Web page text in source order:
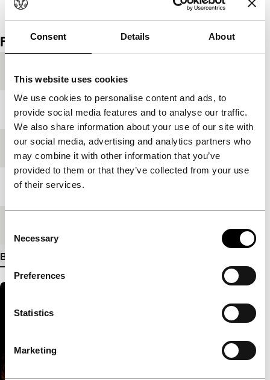
Consent Details About
This website uses cookies
We use cookies to personalise content and ads, to
provide social media features and to analyse our traffic.
We also share information about your use of our site with
our social media, advertising and analytics partners who
may combine it with other information that you’ve
provided to them or that they’ve collected from your use
of their services.
Selection
Necessary
Preferences
Statistics
Marketing
Bekijk het hele programma
Film details
Jaar 2008
Festivaleditie IFFR 2009
Lengte
Bekijk meer details